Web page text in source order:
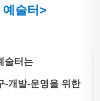
술터>
술터는
-개발-운영을 위한